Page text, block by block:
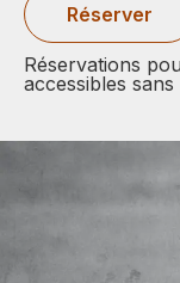
Réserver
Réservations
accessibles